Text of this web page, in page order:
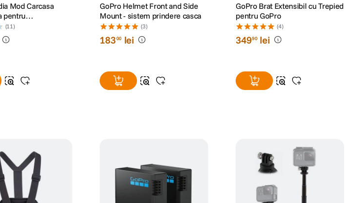
Mod Carcasa
pentru
12/13 Black
(11)
GoPro Helmet Front and Side
Mount - sistem prindere casca
(3)
18300 lei
GoPro Brat Extensibil cu Trepied
pentru GoPro
(4)
34990 lei